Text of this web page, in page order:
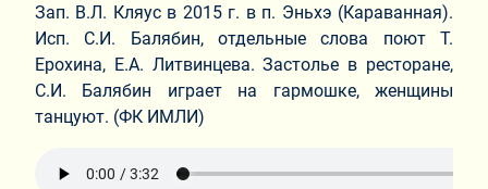
Зап. В.Л. Кляус в 2015 г. в п. Эньхэ (Караванная).
Исп. С.И. Балябин, отдельные слова поют Т.
Ерохина, Е.А. Литвинцева. Застолье в ресторане,
С.И. Балябин играет на гармошке, женщины
танцуют. (ФК ИМЛИ)